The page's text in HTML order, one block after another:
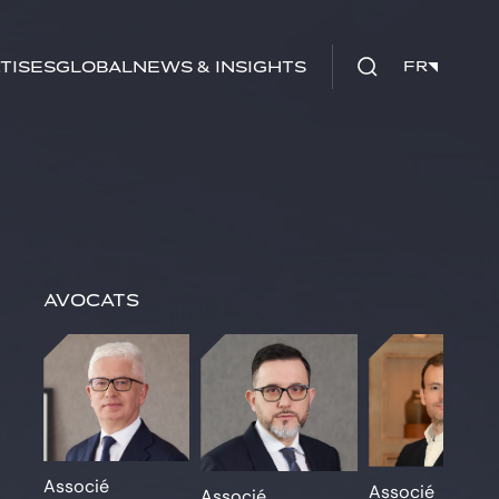
GlobalNews & insights FR
FR
Avocats
Associé Associé